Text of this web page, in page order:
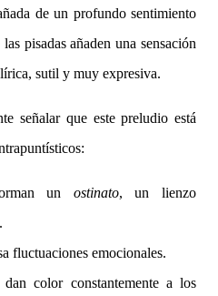
de un profundo sentimiento
pisadas añaden una sensación
sutil y muy expresiva.
señalar que este preludio está
un ostinato, un lienzo
fluctuaciones emocionales.
color constantemente a los